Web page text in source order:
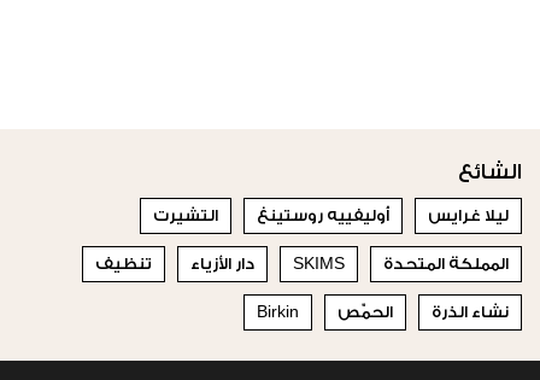
الشائع
ليلا غرايس أوليفييه روستينغ التشيرت
المملكة المتحدة SKIMS دار الأزياء تنظيف
نشاء الذرة الحمّص Birkin